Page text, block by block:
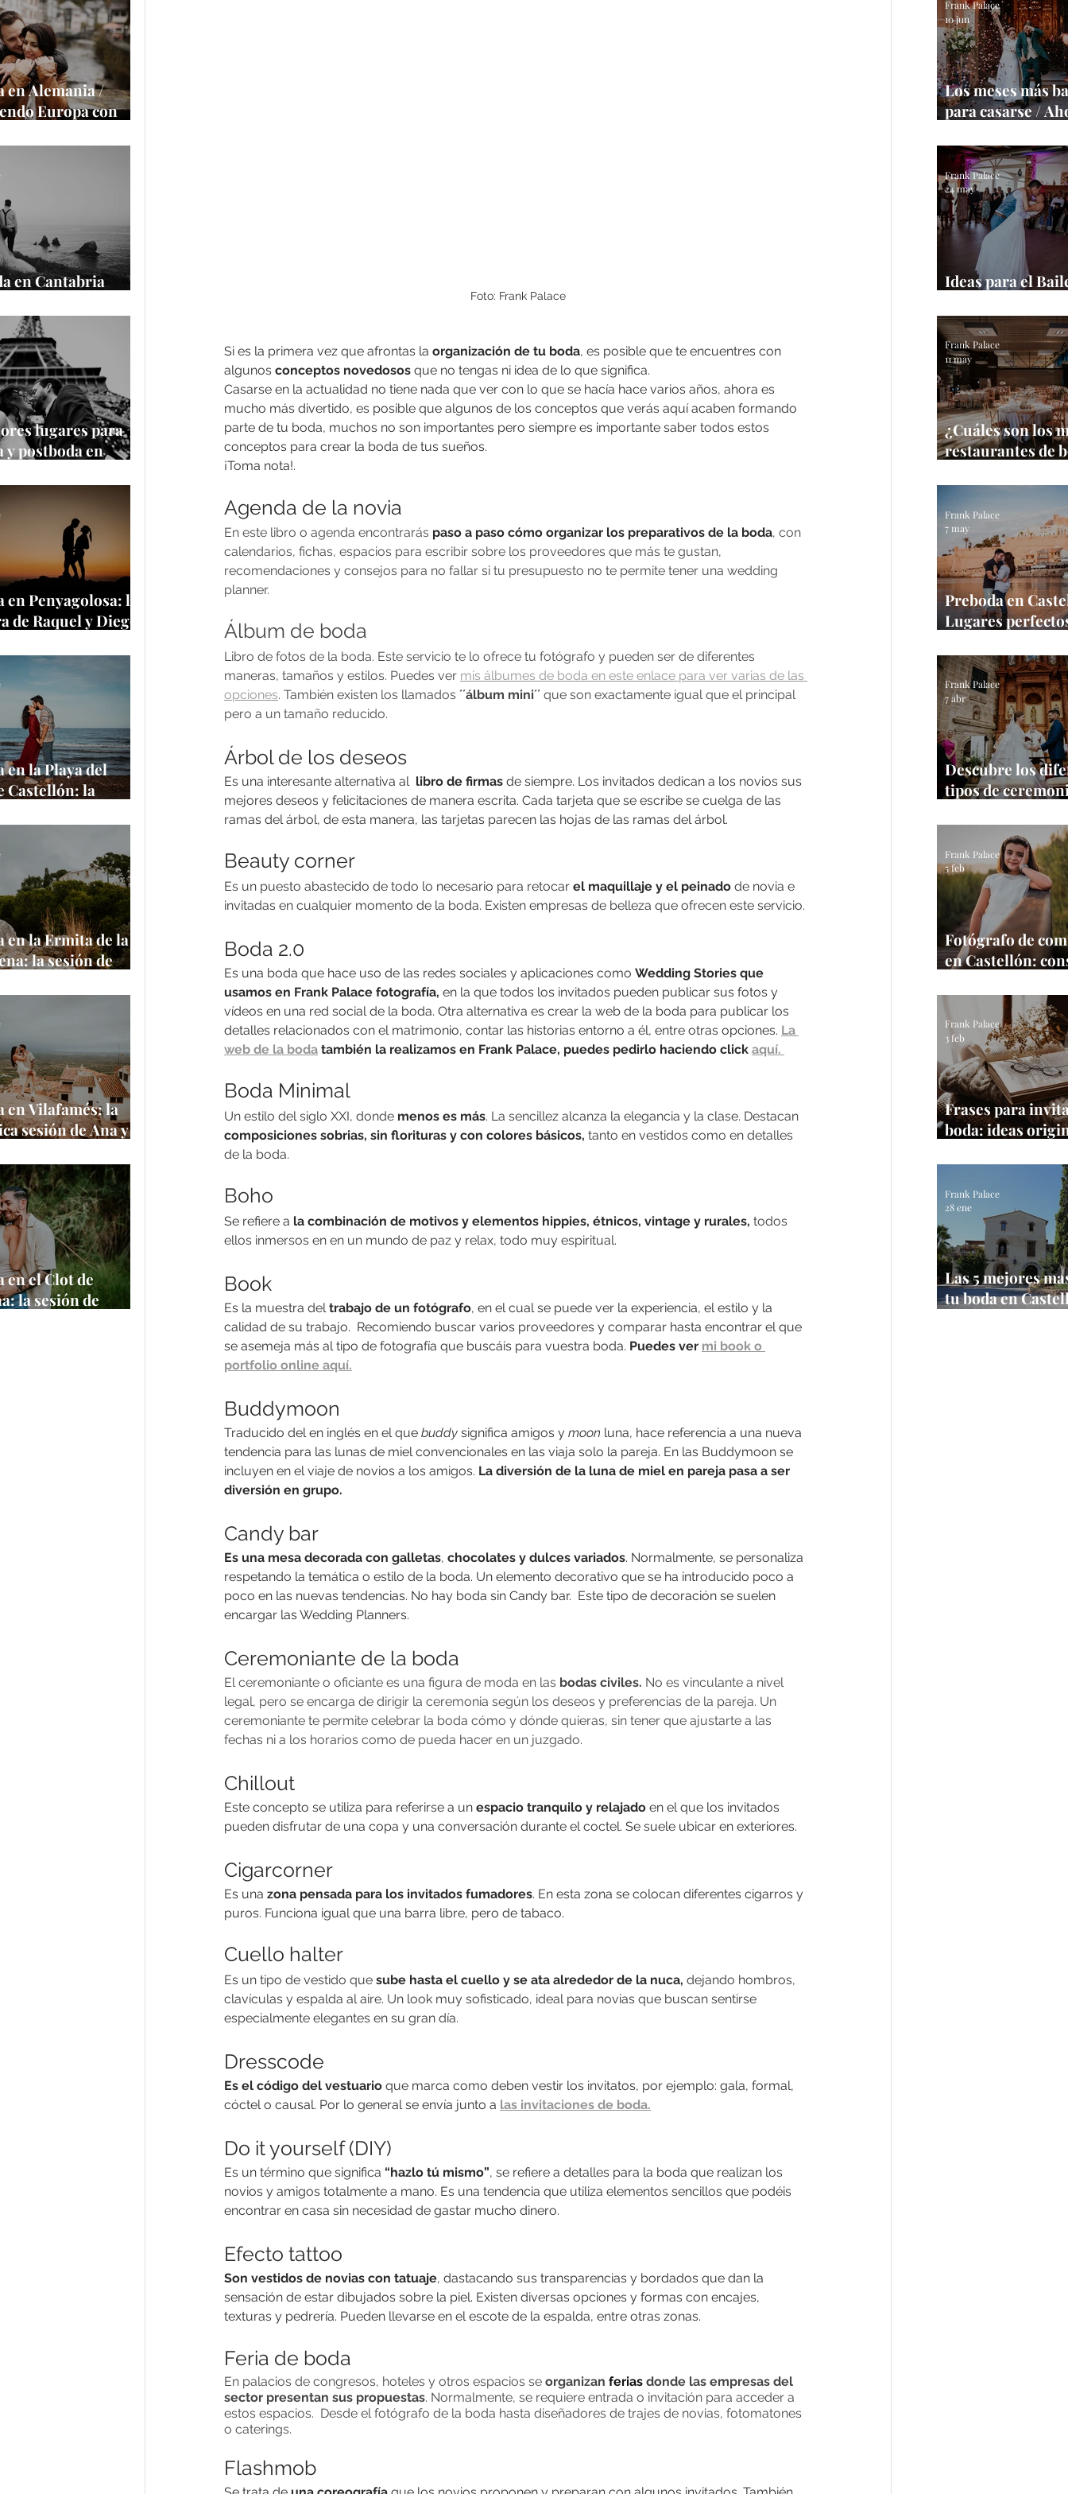
en Alemania /
Europa con
en Cantabria
lugares para
y postboda en
en Penyagolosa: la
de Raquel y Diego
de Castellón
en la Playa del
Castellón: la
al
en la Ermita de la
la sesión de
más
de Castellón
en Vilafamés: la
sesión de Ana y
de España
en el Clot de
la sesión de
Foto: Frank Palace
Si es la primera vez que afrontas la organización de tu boda, es posible que te encuentres con
algunos conceptos novedosos que no tengas ni idea de lo que significa.
Casarse en la actualidad no tiene nada que ver con lo que se hacía hace varios años, ahora es
mucho más divertido, es posible que algunos de los conceptos que verás aquí acaben formando
parte de tu boda, muchos no son importantes pero siempre es importante saber todos estos
conceptos para crear la boda de tus sueños.
¡Toma nota!.
Agenda de la novia
En este libro o agenda encontrarás paso a paso cómo organizar los preparativos de la boda, con
calendarios, fichas, espacios para escribir sobre los proveedores que más te gustan,
recomendaciones y consejos para no fallar si tu presupuesto no te permite tener una wedding
planner.
Álbum de boda
Libro de fotos de la boda. Este servicio te lo ofrece tu fotógrafo y pueden ser de diferentes
maneras, tamaños y estilos. Puedes ver mis álbumes de boda en este enlace para ver varias de las
opciones. También existen los llamados ´´álbum mini´´ que son exactamente igual que el principal
pero a un tamaño reducido.
Árbol de los deseos
Es una interesante alternativa al libro de firmas de siempre. Los invitados dedican a los novios sus
mejores deseos y felicitaciones de manera escrita. Cada tarjeta que se escribe se cuelga de las
ramas del árbol, de esta manera, las tarjetas parecen las hojas de las ramas del árbol.
Beauty corner
Es un puesto abastecido de todo lo necesario para retocar el maquillaje y el peinado de novia e
invitadas en cualquier momento de la boda. Existen empresas de belleza que ofrecen este servicio.
Boda 2.0
Es una boda que hace uso de las redes sociales y aplicaciones como Wedding Stories que
usamos en Frank Palace fotografía, en la que todos los invitados pueden publicar sus fotos y
vídeos en una red social de la boda. Otra alternativa es crear la web de la boda para publicar los
detalles relacionados con el matrimonio, contar las historias entorno a él, entre otras opciones. La
web de la boda también la realizamos en Frank Palace, puedes pedirlo haciendo click aquí.
Boda Minimal
Un estilo del siglo XXI, donde menos es más. La sencillez alcanza la elegancia y la clase. Destacan
composiciones sobrias, sin florituras y con colores básicos, tanto en vestidos como en detalles
de la boda.
Boho
Se refiere a la combinación de motivos y elementos hippies, étnicos, vintage y rurales, todos
ellos inmersos en en un mundo de paz y relax, todo muy espiritual.
Book
Es la muestra del trabajo de un fotógrafo, en el cual se puede ver la experiencia, el estilo y la
calidad de su trabajo.  Recomiendo buscar varios proveedores y comparar hasta encontrar el que
se asemeja más al tipo de fotografía que buscáis para vuestra boda. Puedes ver mi book o
portfolio online aquí.
Buddymoon
Traducido del en inglés en el que buddy significa amigos y moon luna, hace referencia a una nueva
tendencia para las lunas de miel convencionales en las viaja solo la pareja. En las Buddymoon se
incluyen en el viaje de novios a los amigos. La diversión de la luna de miel en pareja pasa a ser
diversión en grupo.
Candy bar
Es una mesa decorada con galletas, chocolates y dulces variados. Normalmente, se personaliza
respetando la temática o estilo de la boda. Un elemento decorativo que se ha introducido poco a
poco en las nuevas tendencias. No hay boda sin Candy bar.  Este tipo de decoración se suelen
encargar las Wedding Planners.
Ceremoniante de la boda
El ceremoniante o oficiante es una figura de moda en las bodas civiles. No es vinculante a nivel
legal, pero se encarga de dirigir la ceremonia según los deseos y preferencias de la pareja. Un
ceremoniante te permite celebrar la boda cómo y dónde quieras, sin tener que ajustarte a las
fechas ni a los horarios como de pueda hacer en un juzgado.
Chillout
Este concepto se utiliza para referirse a un espacio tranquilo y relajado en el que los invitados
pueden disfrutar de una copa y una conversación durante el coctel. Se suele ubicar en exteriores.
Cigarcorner
Es una zona pensada para los invitados fumadores. En esta zona se colocan diferentes cigarros y
puros. Funciona igual que una barra libre, pero de tabaco.
Cuello halter
Es un tipo de vestido que sube hasta el cuello y se ata alrededor de la nuca, dejando hombros,
clavículas y espalda al aire. Un look muy sofisticado, ideal para novias que buscan sentirse
especialmente elegantes en su gran día.
Dresscode
Es el código del vestuario que marca como deben vestir los invitatos, por ejemplo: gala, formal,
cóctel o causal. Por lo general se envía junto a las invitaciones de boda.
Do it yourself (DIY)
Es un término que significa “hazlo tú mismo”, se refiere a detalles para la boda que realizan los
novios y amigos totalmente a mano. Es una tendencia que utiliza elementos sencillos que podéis
encontrar en casa sin necesidad de gastar mucho dinero.
Efecto tattoo
Son vestidos de novias con tatuaje, dastacando sus transparencias y bordados que dan la
sensación de estar dibujados sobre la piel. Existen diversas opciones y formas con encajes,
texturas y pedrería. Pueden llevarse en el escote de la espalda, entre otras zonas.
Feria de boda
En palacios de congresos, hoteles y otros espacios se organizan ferias donde las empresas del
sector presentan sus propuestas. Normalmente, se requiere entrada o invitación para acceder a
estos espacios.  Desde el fotógrafo de la boda hasta diseñadores de trajes de novias, fotomatones
o caterings.
Flashmob
Los meses más
para casarse /
Frank Palace
10 jun
Ideas para el
Frank Palace
24 may
¿Cuáles son los
restaurantes de
Frank Palace
11 may
Preboda en
Lugares
Frank Palace
Frank Palace
7 may
Descubre los
tipos de
Guía 2026
Frank Palace
7 abr
Fotógrafo de
en Castellón:
estrés
Frank Palace
5 feb
Frases para
boda: ideas
Frank Palace
3 feb
Las 5 mejores
tu boda en
Frank Palace
28 ene